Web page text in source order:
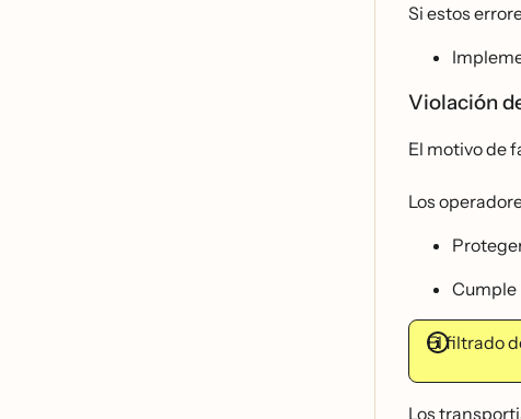
Si estos
Violación
El motivo de
Los
Cumple
El filtrado
Los